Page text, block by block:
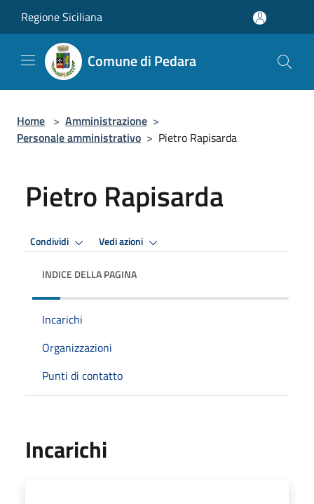
Regione Siciliana
Comune di Pedara
Home > Amministrazione >
Personale amministrativo > Pietro Rapisarda
Pietro Rapisarda
Condividi Vedi azioni
INDICE DELLA PAGINA
Incarichi
Organizzazioni
Punti di contatto
Incarichi